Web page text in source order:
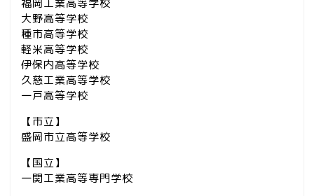
福岡工業高等学校
大野高等学校
種市高等学校
軽米高等学校
伊保内高等学校
久慈工業高等学校
一戸高等学校
【市立】
盛岡市立高等学校
【国立】
一関工業高等専門学校